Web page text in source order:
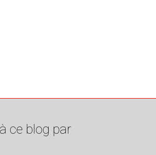
ce blog par